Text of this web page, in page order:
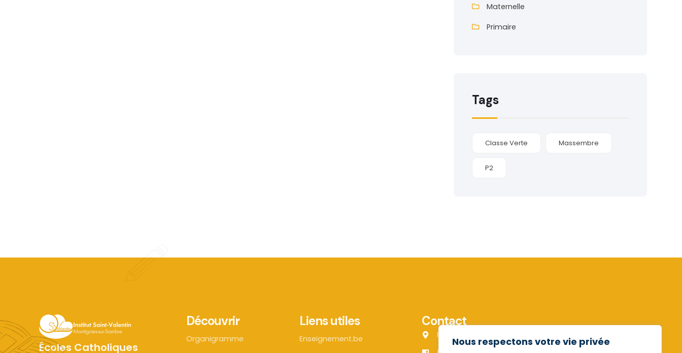
Nous respectons votre vie privée
Maternelle
Primaire
Tags
Classe Verte Massembre
P2
Écoles Catholiques
Découvrir
Organigramme
Liens utiles
Enseignement.be
Contact
Rue Saint-Valentin 29 6061 Charleroi